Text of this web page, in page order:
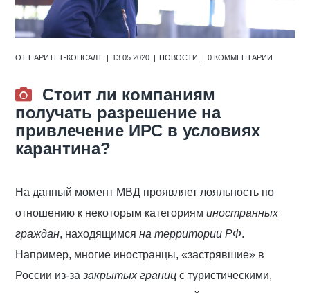
ОТПАРИТЕТ-КОНСАЛТ 13.05.2020 НОВОСТИ 0 КОММЕНТАРИИ
Стоит ли компаниям
получать разрешение на
привлечение ИРС в условиях
карантина?
На данный момент МВД проявляет лояльность по
отношению к некоторым категорияминостранных
граждан, находящимсяна территории РФ.
Например, многие иностранцы, «застрявшие» в
России из-зазакрытых границ с туристическими,